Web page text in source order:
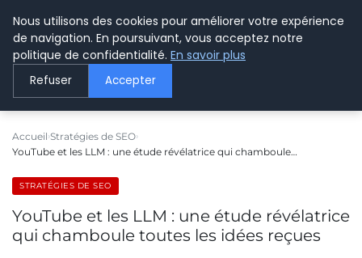
LE WEBMARKETING
Accueil Stratégies de SEO
YouTube et les LLM : une étude révélatrice qui chamboule…
STRATÉGIES DE SEO
YouTube et les LLM : une étude révélatrice
qui chamboule toutes les idées reçues
Nous utilisons des cookies pour améliorer votre expérience
de navigation. En poursuivant, vous acceptez notre
politique de confidentialité. En savoir plus
Refuser Accepter